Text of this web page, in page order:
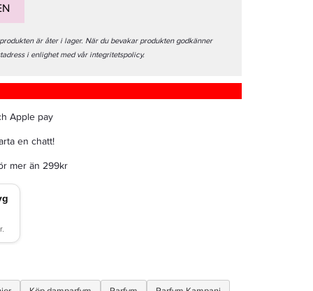
är åter i lager. När du bevakar produkten godkänner
i enlighet med vår integritetspolicy.
Apple pay
en chatt!
mer än 299kr